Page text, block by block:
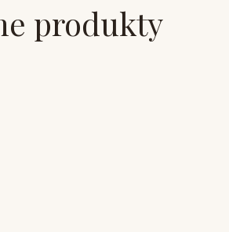
produkty